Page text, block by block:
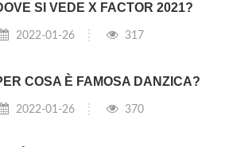
SI VEDE X FACTOR 2021?
2022-01-26 317
COSA È FAMOSA DANZICA?
2022-01-26 370